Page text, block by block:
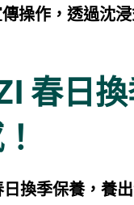
操作，透過沈
春日
換季保養，養